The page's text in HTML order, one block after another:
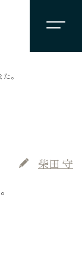
。
柴田 守